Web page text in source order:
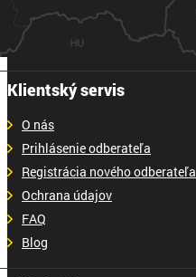
Klientský servis
O nás
Prihlásenie odberateľa
Registrácia nového odberateľa
Ochrana údajov
FAQ
Blog